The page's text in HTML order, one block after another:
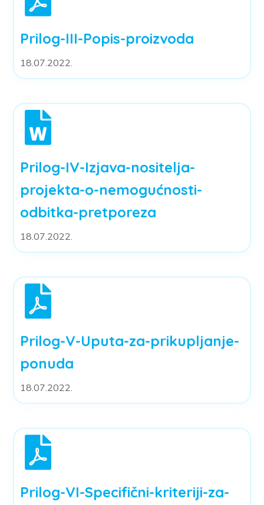
Prilog-III-Popis-proizvoda
18.07.2022.
Prilog-IV-Izjava-nositelja-
projekta-o-nemogućnosti-
odbitka-pretporeza
18.07.2022.
Prilog-V-Uputa-za-prikupljanje-
ponuda
18.07.2022.
Prilog-VI-Specifični-kriteriji-za-